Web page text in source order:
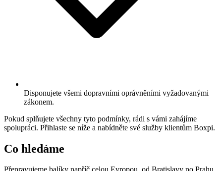
Disponujete všemi dopravními oprávněními vyžadovanými
zákonem.
Pokud splňujete všechny tyto podmínky, rádi s vámi zahájíme
spolupráci. Přihlaste se níže a nabídněte své služby klientům Boxpi.
Co hledáme